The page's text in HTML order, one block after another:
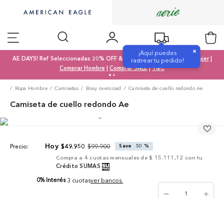
¡Aquí puedes
rastrear tu pedido!
×
AE DAYS! Ref Seleccionadas 20% OFF & SALE 50% OFF | Comprar Mujer|
Comprar Hombre | Comprar SALE|T&C
Ropa Hombre Camisetas Boxy oversized Camiseta de cuello redondo Ae
Camiseta de cuello redondo Ae
Precio: $49.950 $99.900 Save 50 %
Compra a 4 cuotas mensuales de $ 15.111,12 con tu
Crédito SUMAS
0% Interés 3 cuotasver bancos.
＋
－